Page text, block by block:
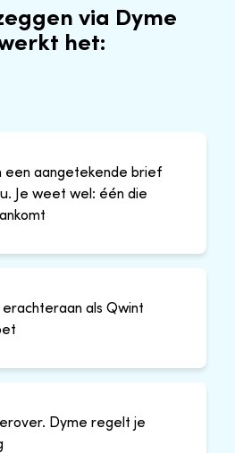
via Dyme
het:
een aangetekende brief
Je weet wel: één die
als Qwint
Dyme regelt je